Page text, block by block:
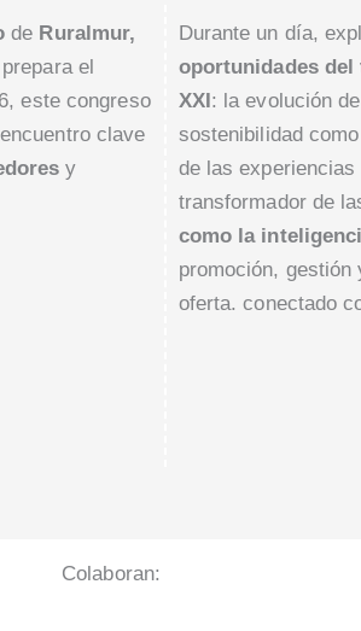
de Ruralmur,
el
este congreso
clave
y
Durante un día,
oportunidades
XXI : la evolución
sostenibilidad
de las experiencias
transformador de
como la
promoción,
oferta. conectado
Colaboran: